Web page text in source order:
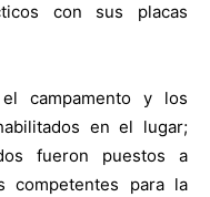
con sus placas
campamento y los
en el lugar;
fueron puestos a
competentes para la